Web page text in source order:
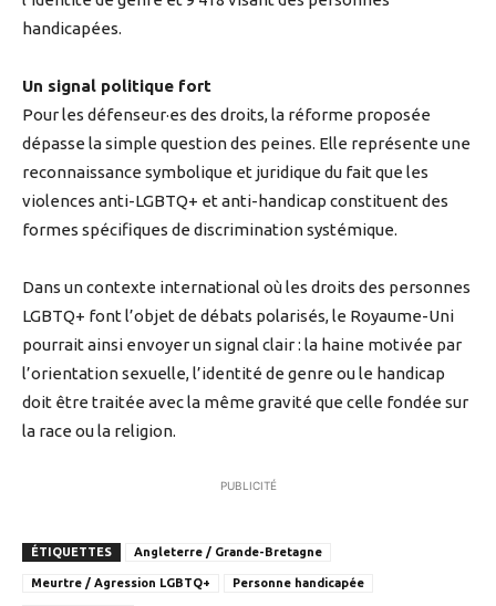
handicapées.
Un signal politique fort
Pour les défenseur·es des droits, la réforme proposée
dépasse la simple question des peines. Elle représente une
reconnaissance symbolique et juridique du fait que les
violences anti-LGBTQ+ et anti-handicap constituent des
formes spécifiques de discrimination systémique.
Dans un contexte international où les droits des personnes
LGBTQ+ font l’objet de débats polarisés, le Royaume-Uni
pourrait ainsi envoyer un signal clair : la haine motivée par
l’orientation sexuelle, l’identité de genre ou le handicap
doit être traitée avec la même gravité que celle fondée sur
la race ou la religion.
PUBLICITÉ
ÉTIQUETTES Angleterre / Grande-Bretagne
Meurtre / Agression LGBTQ+ Personne handicapée